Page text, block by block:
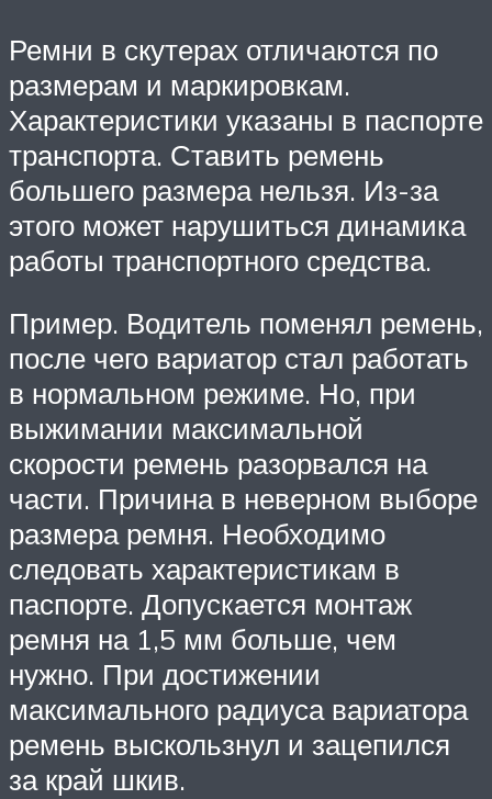
Ремни в скутерах отличаются по
размерам и маркировкам.
Характеристики указаны в паспорте
транспорта. Ставить ремень
большего размера нельзя. Из-за
этого может нарушиться динамика
работы транспортного средства.
Пример. Водитель поменял ремень,
после чего вариатор стал работать
в нормальном режиме. Но, при
выжимании максимальной
скорости ремень разорвался на
части. Причина в неверном выборе
размера ремня. Необходимо
следовать характеристикам в
паспорте. Допускается монтаж
ремня на 1,5 мм больше, чем
нужно. При достижении
максимального радиуса вариатора
ремень выскользнул и зацепился
за край шкив.